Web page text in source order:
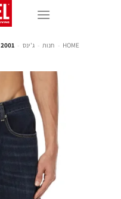
HOME
- חנות - ג'ינס - 2001 – די מאקרו ג'ינס בגזרה רחבה – כחול כהה